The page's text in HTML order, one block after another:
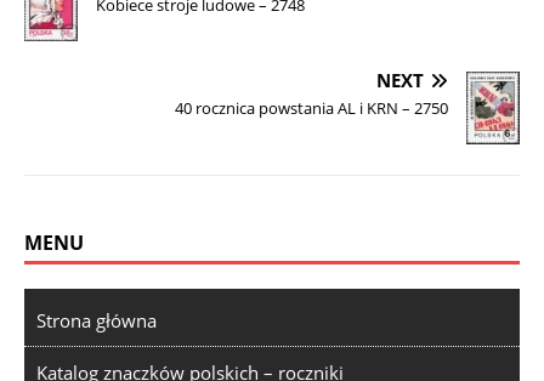
Kobiece stroje ludowe – 2748
NEXT
40 rocznica powstania AL i KRN – 2750
MENU
Strona główna
Katalog znaczków polskich – roczniki